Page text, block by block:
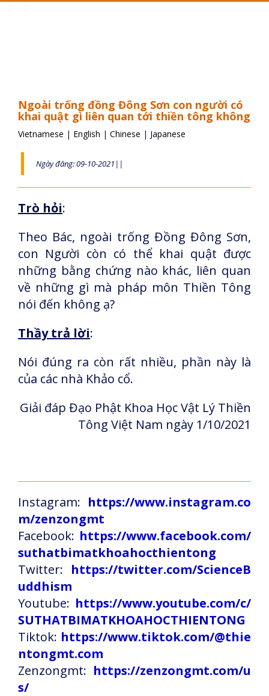
Ngoài trống đồng Đông Sơn con người có
khai quật gì liên quan tới thiền tông không
Vietnamese | English | Chinese | Japanese
Ngày đăng: 09-10-2021||
Trò hỏi:
Theo Bác, ngoài trống Đồng Đông Sơn,
con Người còn có thể khai quật được
những bằng chứng nào khác, liên quan
về những gì mà pháp môn Thiền Tông
nói đến không ạ?
Thầy trả lời:
Nói đúng ra còn rất nhiều, phần này là
của các nhà Khảo cổ.
Giải đáp Đạo Phật Khoa Học Vật Lý Thiền
Tông Việt Nam ngày 1/10/2021
Instagram: https://www.instagram.co
m/zenzongmt
Facebook: https://www.facebook.com/
suthatbimatkhoahocthientong
Twitter: https://twitter.com/ScienceB
uddhism
Youtube: https://www.youtube.com/c/
SUTHATBIMATKHOAHOCTHIENTONG
Tiktok: https://www.tiktok.com/@thie
ntongmt.com
Zenzongmt: https://zenzongmt.com/u
s/